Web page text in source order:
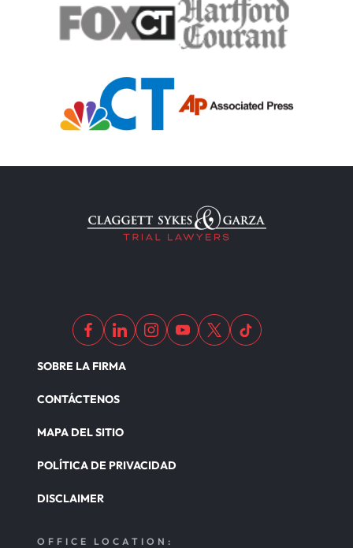
SOBRE LA FIRMA
CONTÁCTENOS
MAPA DEL SITIO
POLÍTICA DE PRIVACIDAD
DISCLAIMER
OFFICE LOCATION: